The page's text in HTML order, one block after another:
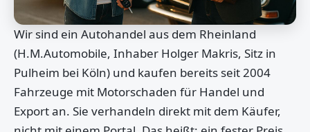
Wir sind ein Autohandel aus dem Rheinland
(H.M.Automobile, Inhaber Holger Makris, Sitz in
Pulheim bei Köln) und kaufen bereits seit 2004
Fahrzeuge mit Motorschaden für Handel und
Export an. Sie verhandeln direkt mit dem Käufer,